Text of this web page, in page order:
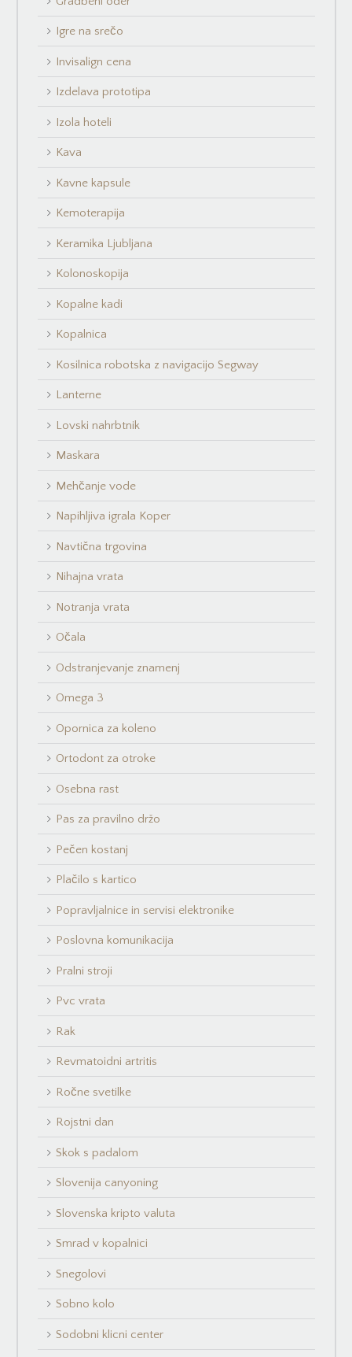
Igre na srečo
Invisalign cena
Izdelava prototipa
Izola hoteli
Kava
Kavne kapsule
Kemoterapija
Keramika Ljubljana
Kolonoskopija
Kopalne kadi
Kopalnica
Kosilnica robotska z navigacijo Segway
Lanterne
Lovski nahrbtnik
Maskara
Mehčanje vode
Napihljiva igrala Koper
Navtična trgovina
Nihajna vrata
Notranja vrata
Očala
Odstranjevanje znamenj
Omega 3
Opornica za koleno
Ortodont za otroke
Osebna rast
Pas za pravilno držo
Pečen kostanj
Plačilo s kartico
Popravljalnice in servisi elektronike
Poslovna komunikacija
Pralni stroji
Pvc vrata
Rak
Revmatoidni artritis
Ročne svetilke
Rojstni dan
Skok s padalom
Slovenija canyoning
Slovenska kripto valuta
Smrad v kopalnici
Snegolovi
Sobno kolo
Sodobni klicni center